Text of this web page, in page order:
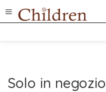
Solo in negozio